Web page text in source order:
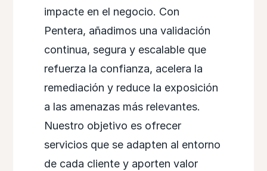
impacte en el negocio. Con
Pentera, añadimos una validación
continua, segura y escalable que
refuerza la confianza, acelera la
remediación y reduce la exposición
a las amenazas más relevantes.
Nuestro objetivo es ofrecer
servicios que se adapten al entorno
de cada cliente y aporten valor